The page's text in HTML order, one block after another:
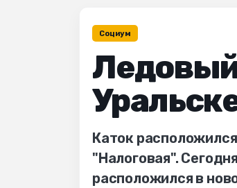
Социум
Каток
"Налоговая".
расположился в